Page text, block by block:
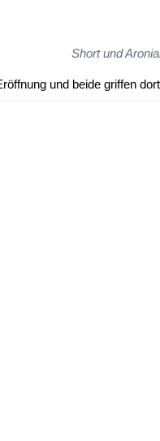
Short und
und beide griffen